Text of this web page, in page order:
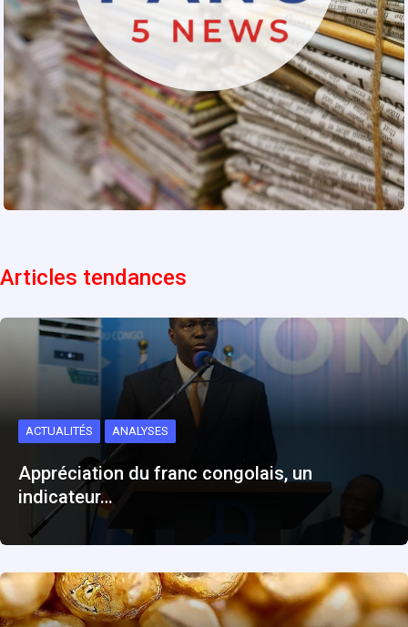
Articles tendances
ACTUALITÉS ANALYSES
Appréciation du franc congolais, un
indicateur…